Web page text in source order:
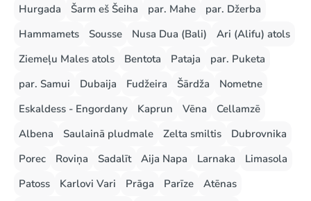
Hurgada Šarm eš Šeiha par. Mahe
par. Džerba
Hammamets
Sousse Nusa Dua (Bali)
Ari (Alifu) atols
Ziemeļu Males atols
Bentota Pataja
par. Puketa
par. Samui
Dubaija Fudžeira Šārdža
Nometne
Eskaldess - Engordany
Kaprun Vēna
Cellamzē
Albena
Saulainā pludmale Zelta smiltis
Dubrovnika
Porec
Roviņa Sadalīt Aija Napa Larnaka
Limasola
Patoss
Karlovi Vari Prāga Parīze
Atēnas